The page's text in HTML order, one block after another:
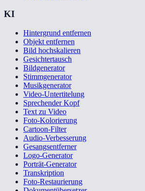
KI
Hintergrund entfernen
Objekt entfernen
Bild hochskalieren
Gesichtertausch
Bildgenerator
Stimmgenerator
Musikgenerator
Video-Untertitelung
Sprechender Kopf
Text zu Video
Foto-Kolorierung
Cartoon-Filter
Audio-Verbesserung
Gesangsentferner
Logo-Generator
Porträt-Generator
Transkription
Foto-Restaurierung